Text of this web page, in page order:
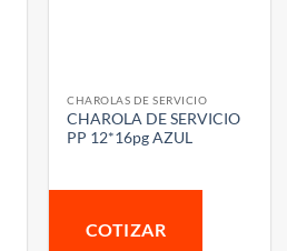
CHAROLAS DE SERVICIO
CHAROLA DE SERVICIO
PP 12*16pg AZUL
COTIZAR